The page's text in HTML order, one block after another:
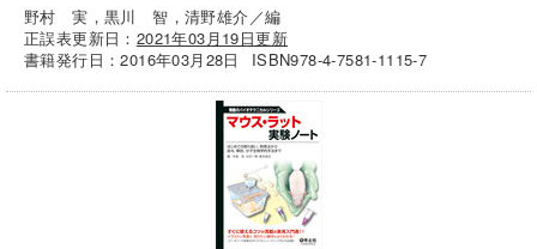
野村 実，黒川 智，清野雄介／編
正誤表更新日： 2021年03月19日更新
書籍発行日：2016年03月28日
ISBN978-4-7581-1115-7